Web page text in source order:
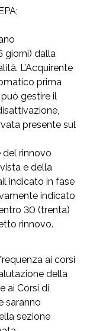
giorni) dalla
L’Acquirente
prima
gestire il
presente sul
del rinnovo
e della
indicato in fase
indicato
30 (trenta)
rinnovo.
ai corsi
della
ai Corsi di
saranno
sezione